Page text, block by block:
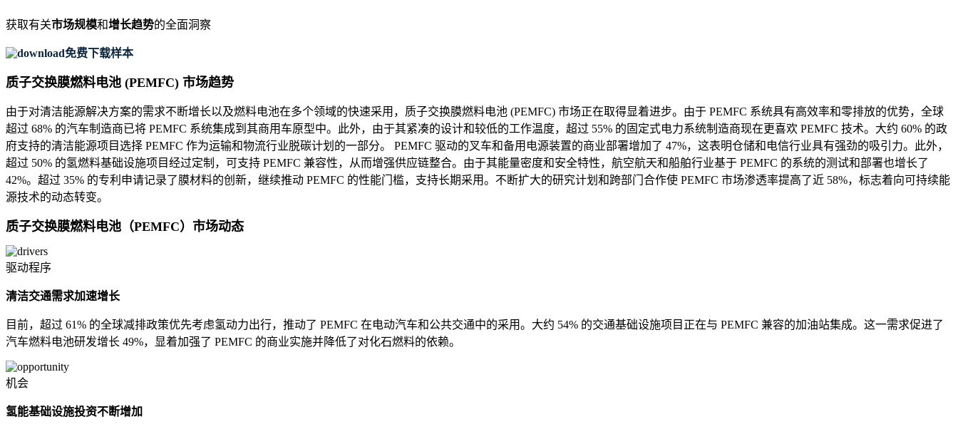
获取有关市场规模和增长趋势的全面洞察
免费下载样本
质子交换膜燃料电池 (PEMFC) 市场趋势
由于对清洁能源解决方案的需求不断增长以及燃料电池在多个领域的快速采用，质子交换膜燃料电池 (PEMFC) 市场正在取得显着进步。由于 PEMFC 系统具有高效率和零排放的优势，全球
超过 68% 的汽车制造商已将 PEMFC 系统集成到其商用车原型中。此外，由于其紧凑的设计和较低的工作温度，超过 55% 的固定式电力系统制造商现在更喜欢 PEMFC 技术。大约 60% 的政
府支持的清洁能源项目选择 PEMFC 作为运输和物流行业脱碳计划的一部分。 PEMFC 驱动的叉车和备用电源装置的商业部署增加了 47%，这表明仓储和电信行业具有强劲的吸引力。此外，
超过 50% 的氢燃料基础设施项目经过定制，可支持 PEMFC 兼容性，从而增强供应链整合。由于其能量密度和安全特性，航空航天和船舶行业基于 PEMFC 的系统的测试和部署也增长了
42%。超过 35% 的专利申请记录了膜材料的创新，继续推动 PEMFC 的性能门槛，支持长期采用。不断扩大的研究计划和跨部门合作使 PEMFC 市场渗透率提高了近 58%，标志着向可持续能
源技术的动态转变。
质子交换膜燃料电池（PEMFC）市场动态
驱动程序
清洁交通需求加速增长
目前，超过 61% 的全球减排政策优先考虑氢动力出行，推动了 PEMFC 在电动汽车和公共交通中的采用。大约 54% 的交通基础设施项目正在与 PEMFC 兼容的加油站集成。这一需求促进了
汽车燃料电池研发增长 49%，显着加强了 PEMFC 的商业实施并降低了对化石燃料的依赖。
机会
氢能基础设施投资不断增加